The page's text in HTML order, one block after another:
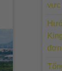
vực